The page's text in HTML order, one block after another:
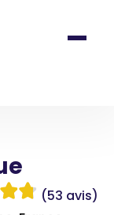
(53 avis)